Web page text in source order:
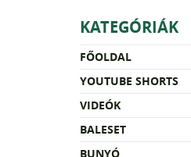
KATEGÓRIÁK
FŐOLDAL
YOUTUBE SHORTS
VIDEÓK
BALESET
BUNYÓ